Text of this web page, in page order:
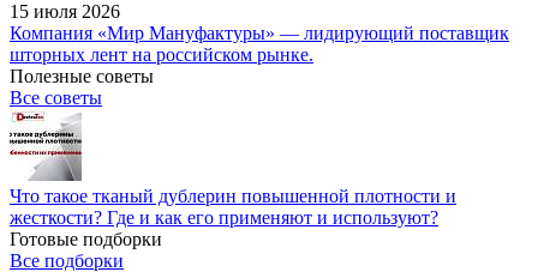
15 июля 2026
Компания «Мир Мануфактуры» — лидирующий поставщик
шторных лент на российском рынке.
Полезные советы
Все советы
Что такое тканый дублерин повышенной плотности и
жесткости? Где и как его применяют и используют?
Готовые подборки
Все подборки